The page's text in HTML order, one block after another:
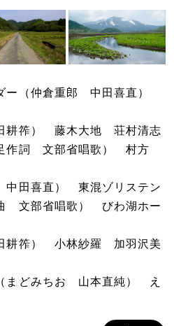
ー（仲倉重郎 中田喜直）
耕筰） 藤木大地 荘村清志
作詞 文部省唱歌） 村方
中田喜直） 東混ゾリステン
文部省唱歌） びわ湖ホー
耕筰） 小林紗羅 加羽沢美
まどみちお 山本直純） え